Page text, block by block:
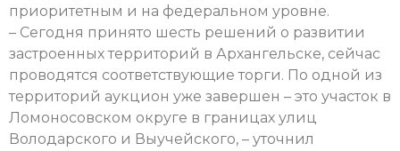
приоритетным и на федеральном уровне.
– Сегодня принято шесть решений о развитии
застроенных территорий в Архангельске, сейчас
проводятся соответствующие торги. По одной из
территорий аукцион уже завершен – это участок в
Ломоносовском округе в границах улиц
Володарского и Выучейского, – уточнил